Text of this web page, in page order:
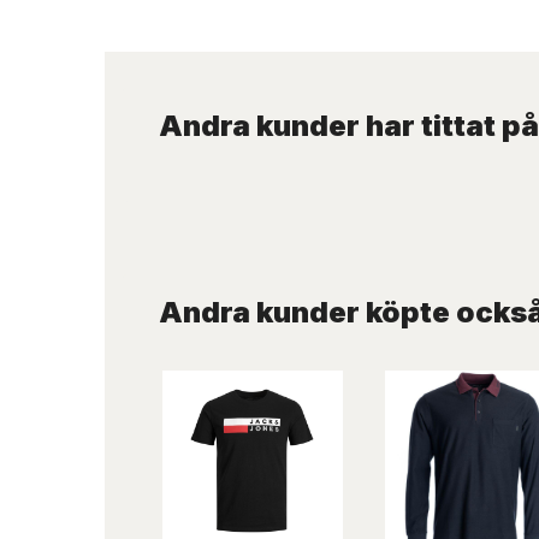
Andra kunder har tittat på
Andra kunder köpte